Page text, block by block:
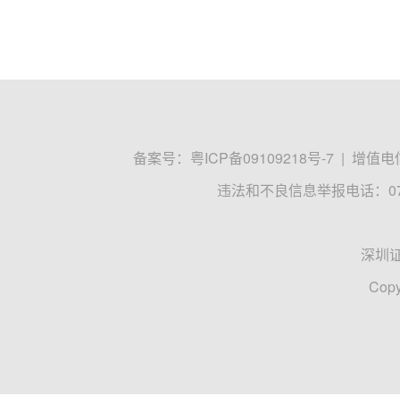
备案号： 粤ICP备09109218号-7 | 增值电
违法和不良信息举报电话：
深圳